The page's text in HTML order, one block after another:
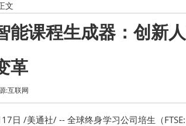
文
能课程生成器：创新
革
:互联网
日 /美通社/ -- 全球终身学习公司培生（